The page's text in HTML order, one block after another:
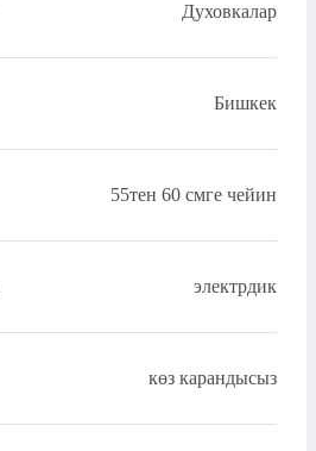
Духовкалар
Бишкек
55тен 60 смге чейин
электрдик
көз карандысыз